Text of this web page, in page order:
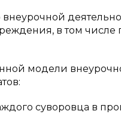
в том
модели
суворовца в